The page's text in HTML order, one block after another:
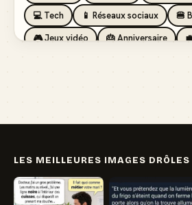
💻 Tech
📱 Réseaux sociaux
🍔
🎮 Jeux vidéo
🎂 Anniversaire
LES MEILLEURES IMAGES